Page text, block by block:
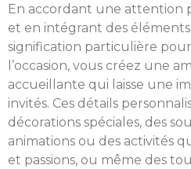
En accordant une attention
et en intégrant des
signification particulière
l’occasion, vous créez une
accueillante qui laisse une
invités. Ces détails
décorations spéciales, des
animations ou des activités
et passions, ou même des